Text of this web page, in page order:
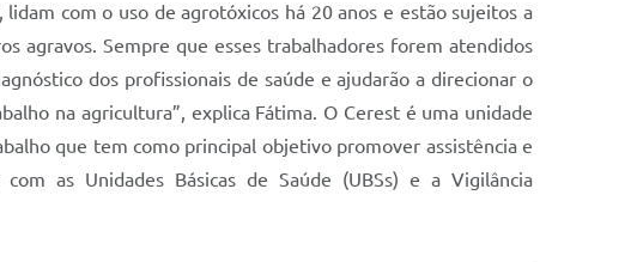
com o uso de agrotóxicos há 20 anos e estão sujeitos a
agravos. Sempre que esses trabalhadores forem atendidos
dos profissionais de saúde e ajudarão a direcionar o
na agricultura”, explica Fátima. O Cerest é uma unidade
que tem como principal objetivo promover assistência e
as Unidades Básicas de Saúde (UBSs) e a Vigilância